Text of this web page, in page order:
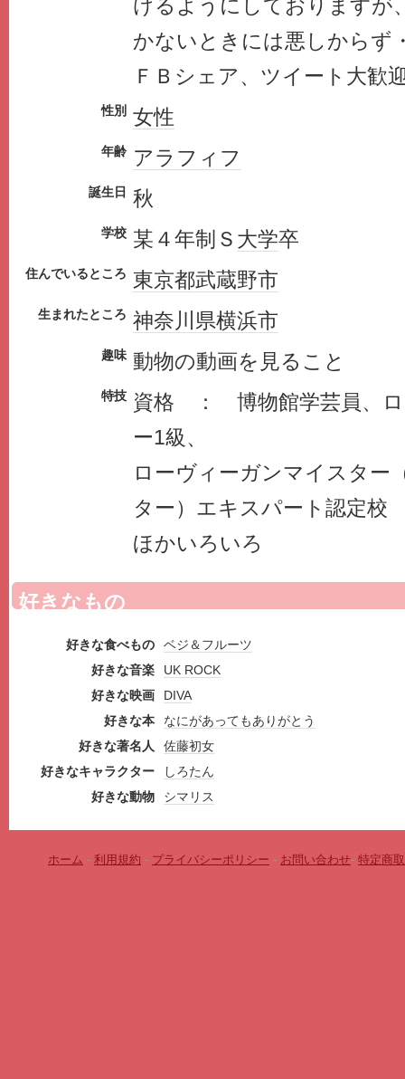
けるようにしておりますが
かないときには悪しからず
ＦＢシェア、ツイート大歓
性別 女性
年齢 アラフィフ
誕生日 秋
学校 某４年制Ｓ 大学卒
住んでいるところ 東京都武蔵野市
生まれたところ 神奈川県横浜市
趣味 動物の動画を見ること
特技 資格 ： 博物館学芸員、ロ
ー1級、
ローヴィーガンマイスター
ター）エキスパート認定校
ほかいろいろ
好きなもの
好きな食べもの
ベジ＆フルーツ
好きな音楽
UK ROCK
好きな映画
DIVA
好きな本
なにがあってもありがとう
好きな著名人
佐藤初女
好きなキャラクター
しろたん
好きな動物
シマリス
ホーム - 利用規約 - プライバシーポリシー - お問い合わせ- 特定商